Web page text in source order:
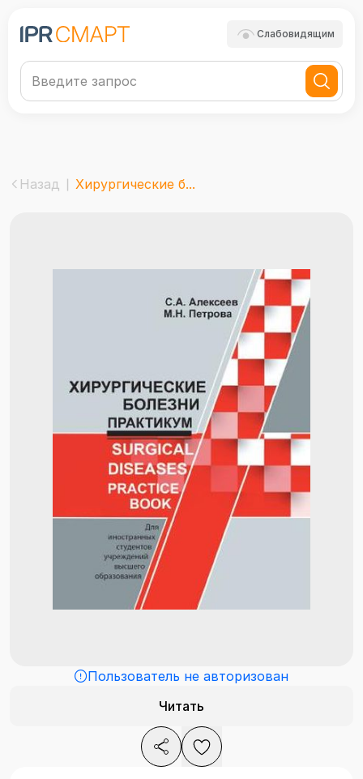
Слабовидящим
Назад Хирургические б...
Пользователь не авторизован
Читать